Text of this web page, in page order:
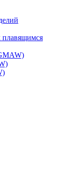
плавящимся